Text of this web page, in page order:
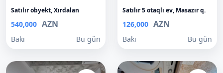
Satılır obyekt, Xırdalan
540,000 AZN
Bakı Bu gün
Satılır 5 otaqlı ev, Masazır q.
126,000 AZN
Bakı Bu gün